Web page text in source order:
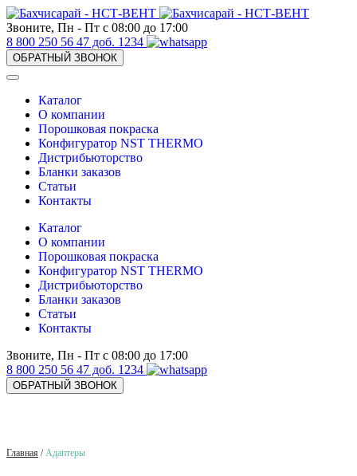
Звоните, Пн - Пт с 08:00 до 17:00
8 800 250 56 47 доб. 1234
ОБРАТНЫЙ ЗВОНОК
Каталог
О компании
Порошковая покраска
Конфигуратор NST THERMO
Дистрибьюторство
Бланки заказов
Статьи
Контакты
Каталог
О компании
Порошковая покраска
Конфигуратор NST THERMO
Дистрибьюторство
Бланки заказов
Статьи
Контакты
Звоните, Пн - Пт с 08:00 до 17:00
8 800 250 56 47 доб. 1234
ОБРАТНЫЙ ЗВОНОК
Главная /Адаптеры